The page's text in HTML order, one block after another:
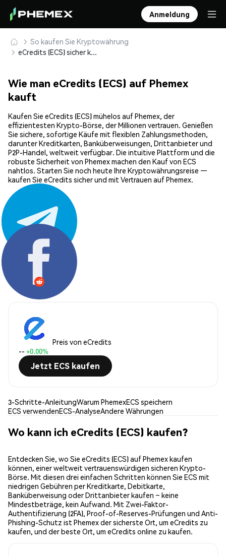
Anmeldung
So kaufen Sie Kryptowährung
eCredits (ECS) sicher kaufen und speichern
Wie man eCredits (ECS) auf Phemex
kauft
Kaufen Sie eCredits (ECS) mühelos auf Phemex, der
effizientesten Krypto-Börse, der Millionen vertrauen. Genießen
Sie sichere, sofortige Käufe mit flexiblen Zahlungsmethoden,
darunter Kreditkarten, Banküberweisungen, Drittanbieter und
P2P-Handel, weltweit verfügbar. Die intuitive Plattform und die
robuste Sicherheit von Phemex machen den Kauf von ECS
nahtlos. Starten Sie noch heute Ihre Kryptowährungsreise —
kaufen Sie eCredits sicher und mit Vertrauen auf Phemex.
Teilen:
Preis von eCredits
-- +0.00%
Jetzt ECS kaufen
3-Schritte-AnleitungWarum PhemexECS speichern
ECS verwendenECS-AnalyseAndere Währungen
Wo kann ich eCredits (ECS) kaufen?
Entdecken Sie, wo Sie eCredits (ECS) auf Phemex kaufen
können, einer weltweit vertrauenswürdigen sicheren Krypto-
Börse. Mit diesen drei einfachen Schritten können Sie ECS mit
niedrigen Gebühren per Kreditkarte, Debitkarte,
Banküberweisung oder Drittanbieter kaufen – keine
Mindestbeträge, kein Aufwand. Mit Zwei-Faktor-
Authentifizierung (2FA), Proof-of-Reserves-Prüfungen und Anti-
Phishing-Schutz ist Phemex der sicherste Ort, um eCredits zu
kaufen, und der beste Ort, um eCredits online zu kaufen.